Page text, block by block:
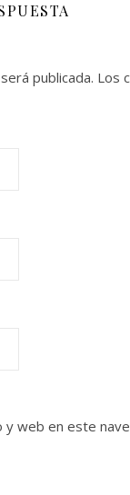
publicada. Los
y web en este